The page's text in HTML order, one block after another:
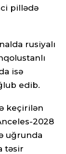
pillədə
rusiyalı
isə
edib.
keçirilən
2028
uğrunda
təsir